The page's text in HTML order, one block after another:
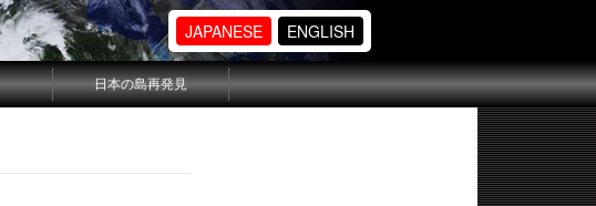
JAPANESE ENGLISH
日本の島再発見